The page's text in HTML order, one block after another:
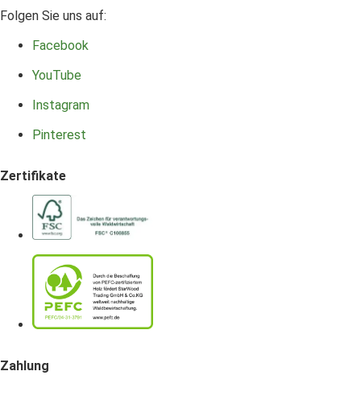
Folgen Sie uns auf:
Facebook
YouTube
Instagram
Pinterest
Zertifikate
Zahlung